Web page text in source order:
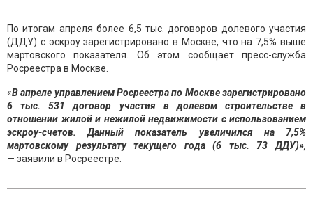
По итогам апреля более 6,5 тыс. договоров долевого участия
(ДДУ) с эскроу зарегистрировано в Москве, что на 7,5% выше
мартовского показателя. Об этом сообщает пресс-служба
Росреестра в Москве.
«В апреле управлением Росреестра по Москве зарегистрировано
6 тыс. 531 договор участия в долевом строительстве в
отношении жилой и нежилой недвижимости с использованием
эскроу-счетов. Данный показатель увеличился на 7,5%
мартовскому результату текущего года (6 тыс. 73 ДДУ)»,
— заявили в Росреестре.